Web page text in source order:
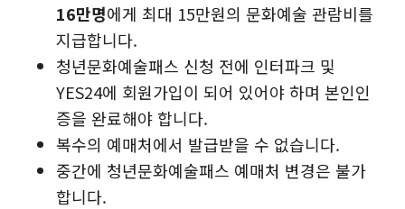
16만명에게 최대 15만원의 문화예술 관람비를
지급합니다.
청년문화예술패스 신청 전에 인터파크 및
YES24에 회원가입이 되어 있어야 하며 본인인
증을 완료해야 합니다.
복수의 예매처에서 발급받을 수 없습니다.
중간에 청년문화예술패스 예매처 변경은 불가
합니다.